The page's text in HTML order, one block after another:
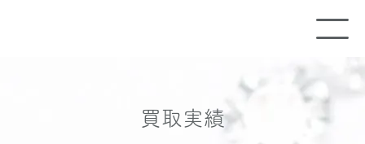
買取実績